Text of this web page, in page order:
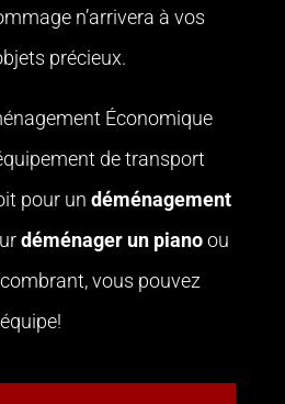
n’arrivera à vos
précieux.
Économique
de transport
pour un déménagement
déménager un pianoou
vous pouvez